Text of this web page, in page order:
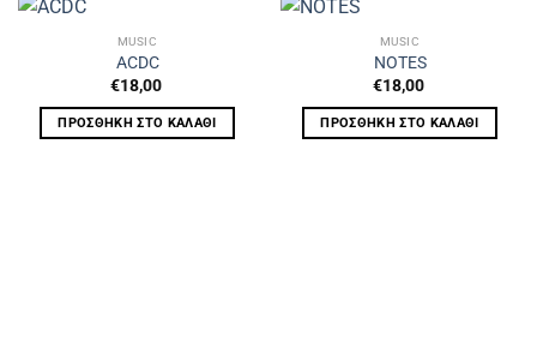
MUSIC
ACDC
€18,00
ΠΡΟΣΘΉΚΗ ΣΤΟ ΚΑΛΆΘΙ
MUSIC
NOTES
€18,00
ΠΡΟΣΘΉΚΗ ΣΤΟ ΚΑΛΆΘΙ